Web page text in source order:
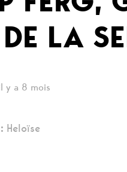
LA
y a 8 mois
Heloïse